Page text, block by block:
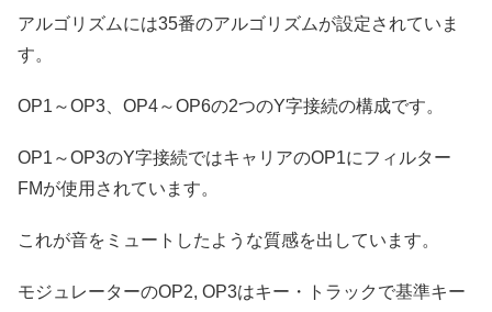
アルゴリズムには35番のアルゴリズムが設定されていま
す。
OP1～OP3、OP4～OP6の2つのY字接続の構成です。
OP1～OP3のY字接続ではキャリアのOP1にフィルター
FMが使用されています。
これが音をミュートしたような質感を出しています。
モジュレーターのOP2, OP3はキー・トラックで基準キー